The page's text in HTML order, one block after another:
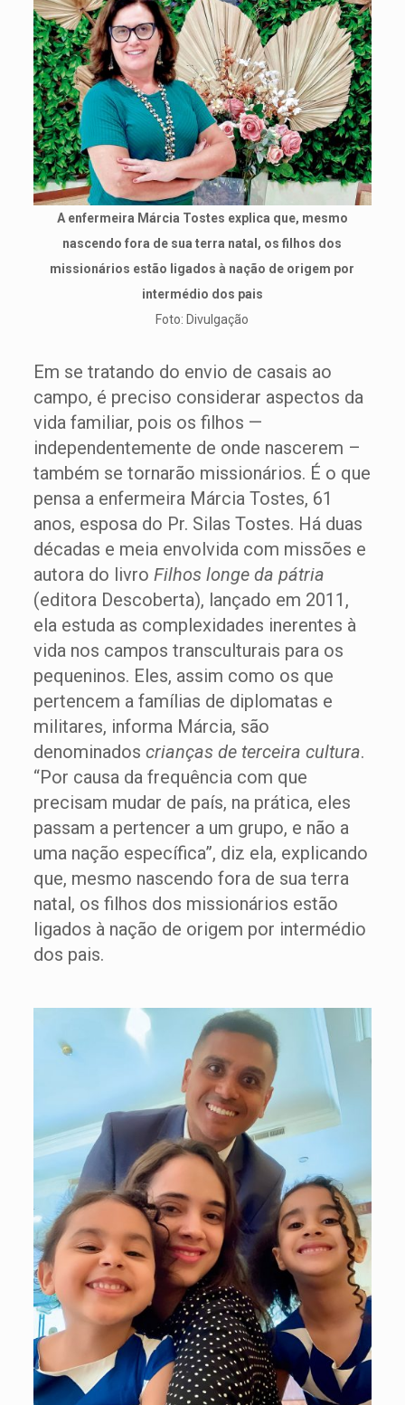
A enfermeira Márcia Tostes explica que, mesmo
nascendo fora de sua terra natal, os filhos dos
missionários estão ligados à nação de origem por
intermédio dos pais
Foto: Divulgação
Em se tratando do envio de casais ao
campo, é preciso considerar aspectos da
vida familiar, pois os filhos —
independentemente de onde nascerem –
também se tornarão missionários. É o que
pensa a enfermeira Márcia Tostes, 61
anos, esposa do Pr. Silas Tostes. Há duas
décadas e meia envolvida com missões e
autora do livro Filhos longe da pátria
(editora Descoberta), lançado em 2011,
ela estuda as complexidades inerentes à
vida nos campos transculturais para os
pequeninos. Eles, assim como os que
pertencem a famílias de diplomatas e
militares, informa Márcia, são
denominados crianças de terceira cultura.
“Por causa da frequência com que
precisam mudar de país, na prática, eles
passam a pertencer a um grupo, e não a
uma nação específica”, diz ela, explicando
que, mesmo nascendo fora de sua terra
natal, os filhos dos missionários estão
ligados à nação de origem por intermédio
dos pais.